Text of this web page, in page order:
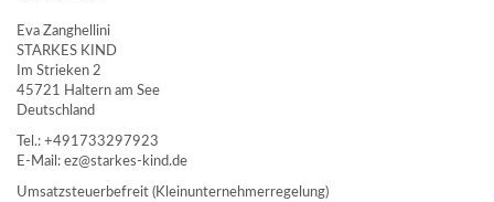
Eva Zanghellini
STARKES KIND
Im Strieken 2
45721 Haltern am See
Deutschland
Tel.: +491733297923
E-Mail: ez@starkes-kind.de
Umsatzsteuerbefreit (Kleinunternehmerregelung)